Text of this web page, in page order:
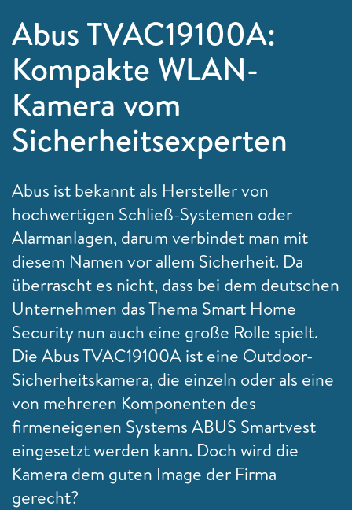
Abus TVAC19100A:
Kompakte WLAN-
Kamera vom
Sicherheitsexperten
Abus ist bekannt als Hersteller von
hochwertigen Schließ-Systemen oder
Alarmanlagen, darum verbindet man mit
diesem Namen vor allem Sicherheit. Da
überrascht es nicht, dass bei dem deutschen
Unternehmen das Thema Smart Home
Security nun auch eine große Rolle spielt.
Die Abus TVAC19100A ist eine Outdoor-
Sicherheitskamera, die einzeln oder als eine
von mehreren Komponenten des
firmeneigenen Systems ABUS Smartvest
eingesetzt werden kann. Doch wird die
Kamera dem guten Image der Firma
gerecht?